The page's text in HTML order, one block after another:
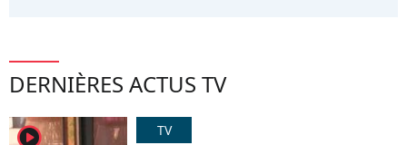
DERNIÈRES ACTUS TV
player2
TV